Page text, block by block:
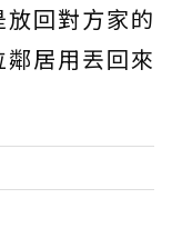
放回對方家的
居用丟回來